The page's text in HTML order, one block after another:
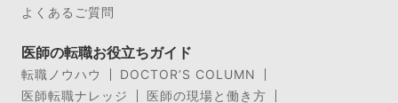
よくあるご質問
医師の転職お役立ちガイド
転職ノウハウ
DOCTOR’S COLUMN
医師転職ナレッジ
医師の現場と働き方